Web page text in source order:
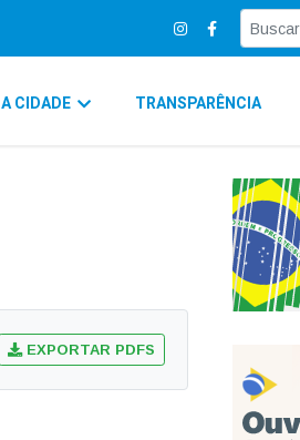
A CIDADE TRANSPARÊNCIA
EXPORTAR PDFS